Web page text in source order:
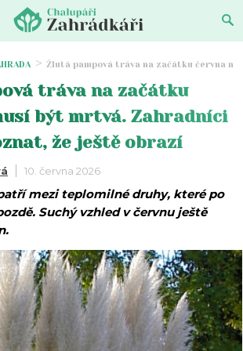
Žlutá pampová tráva na začátku června
tráva na začátku
být mrtvá. Zahradníci
že ještě obrazí
10. června 2026
mezi teplomilné druhy, které po
Suchý vzhled v červnu ještě